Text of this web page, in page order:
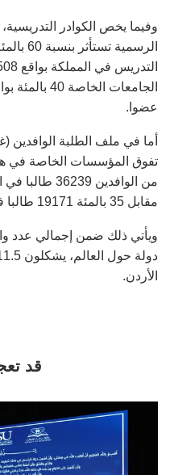
وفيما يخص الكوادر
عضوا.
أما في ملف الطلبة الوافدين
من الوافدين
مقابل 35 بالمئة 19171 طالبا في المؤسسات الرسمية.
الأردن.
قد